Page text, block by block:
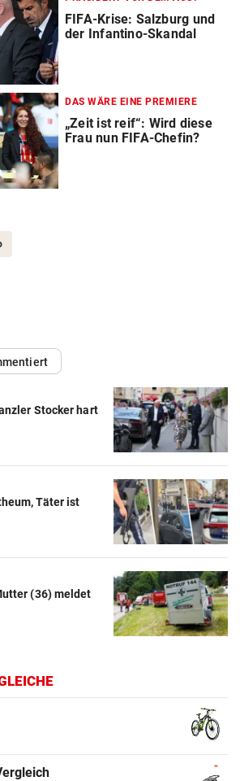
FIFA-Krise: Salzburg und
der Infantino-Skandal
DAS WÄRE EINE PREMIERE
„Zeit ist reif“: Wird diese
Frau nun FIFA-Chefin?
Stocker hart
Täter ist
(36) meldet